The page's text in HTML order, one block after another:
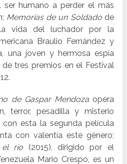
ser humano a perder el más
Memorias de un Soldadode
la vida del luchador por la
Braulio Fernández y
una joven y hermosa espía
tres premios en el Festival
de Gaspar Mendozaopera
terror, pesadilla y misterio
esta la segunda película
con valentía este género;
el río (2015), dirigido por el
Mario Crespo, es un